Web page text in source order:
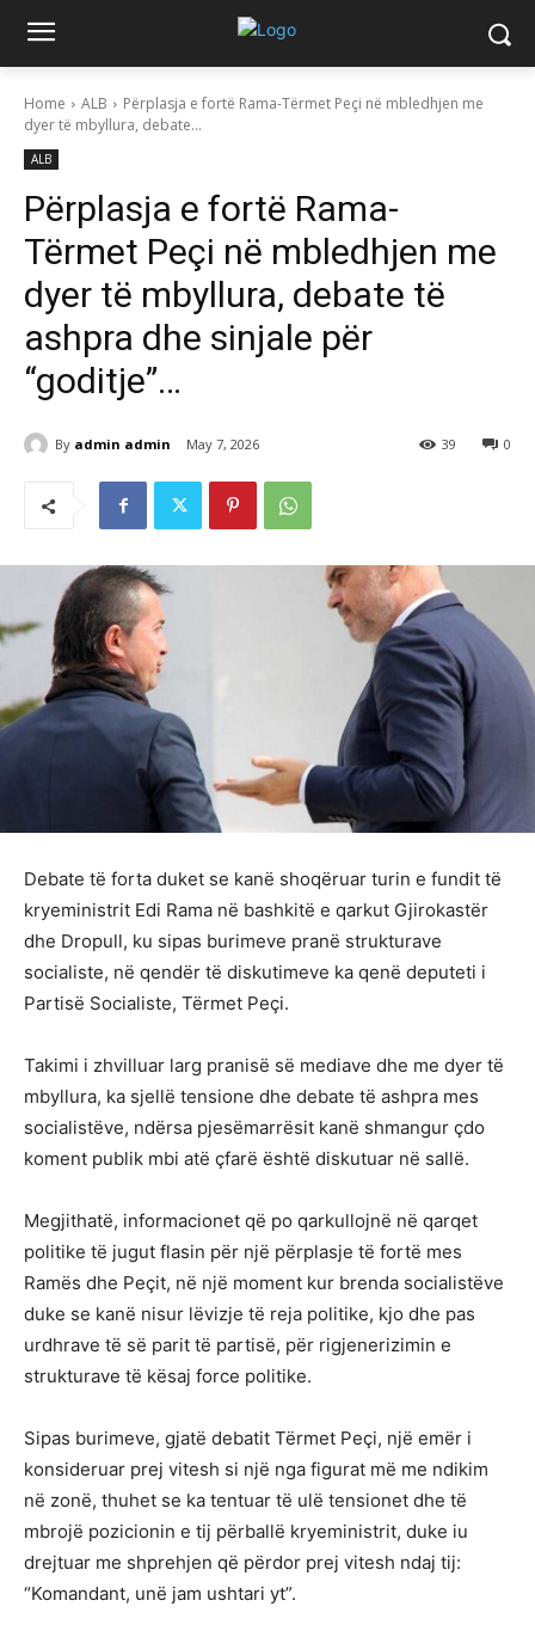
Home ALB
Përplasja e fortë Rama-Tërmet Peçi në mbledhjen me
dyer të mbyllura, debate...
ALB
Përplasja e fortë Rama-
Tërmet Peçi në mbledhjen me
dyer të mbyllura, debate të
ashpra dhe sinjale për
“goditje”…
By admin admin May 7, 2026 0
39
Debate të forta duket se kanë shoqëruar turin e fundit të
kryeministrit Edi Rama në bashkitë e qarkut Gjirokastër
dhe Dropull, ku sipas burimeve pranë strukturave
socialiste, në qendër të diskutimeve ka qenë deputeti i
Partisë Socialiste, Tërmet Peçi.
Takimi i zhvilluar larg pranisë së mediave dhe me dyer të
mbyllura, ka sjellë tensione dhe debate të ashpra mes
socialistëve, ndërsa pjesëmarrësit kanë shmangur çdo
koment publik mbi atë çfarë është diskutuar në sallë.
Megjithatë, informacionet që po qarkullojnë në qarqet
politike të jugut flasin për një përplasje të fortë mes
Ramës dhe Peçit, në një moment kur brenda socialistëve
duke se kanë nisur lëvizje të reja politike, kjo dhe pas
urdhrave të së parit të partisë, për rigjenerizimin e
strukturave të kësaj force politike.
Sipas burimeve, gjatë debatit Tërmet Peçi, një emër i
konsideruar prej vitesh si një nga figurat më me ndikim
në zonë, thuhet se ka tentuar të ulë tensionet dhe të
mbrojë pozicionin e tij përballë kryeministrit, duke iu
drejtuar me shprehjen që përdor prej vitesh ndaj tij:
“Komandant, unë jam ushtari yt”.